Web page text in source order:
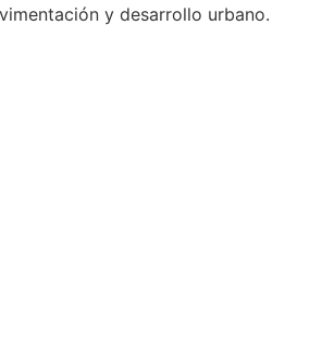
y desarrollo urbano.